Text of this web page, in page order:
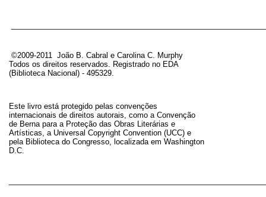
©2009-2011 João B. Cabral e Carolina C. Murphy
Todos os direitos reservados. Registrado no EDA
(Biblioteca Nacional) - 495329
Este livro está protegido pelas convenções
internacionais de direitos autorais, como a Convenção
de Berna para a Proteção das Obras Literárias e
Artísticas, a Universal Copyright Convention (UCC) e
pela Biblioteca do Congresso, localizada em Washington
D.C.